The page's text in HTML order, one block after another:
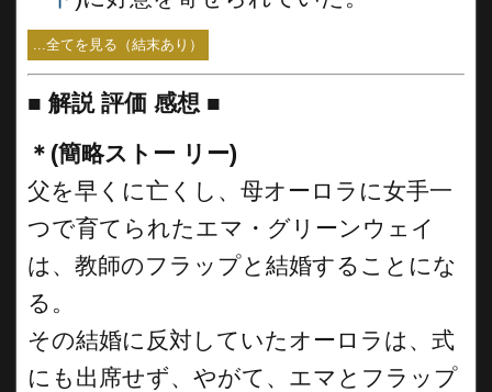
...全てを見る（結末あり）
■ 解説 評価 感想 ■
＊(簡略ストー リー)
父を早くに亡くし、母オーロラに女手一
つで育てられたエマ・グリーンウェイ
は、教師のフラップと結婚することにな
る。
その結婚に反対していたオーロラは、式
にも出席せず、やがて、エマとフラップ